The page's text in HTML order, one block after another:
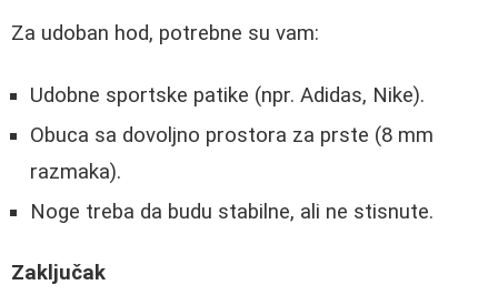
Za udoban hod, potrebne su vam:
Udobne sportske patike (npr. Adidas, Nike).
Obuca sa dovoljno prostora za prste (8 mm
razmaka).
Noge treba da budu stabilne, ali ne stisnute.
Zaključak